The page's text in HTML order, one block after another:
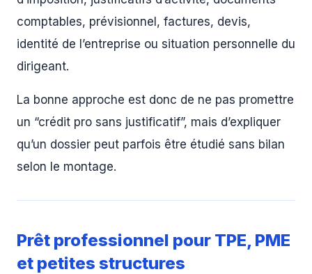
comptables, prévisionnel, factures, devis,
identité de l’entreprise ou situation personnelle du
dirigeant.
La bonne approche est donc de ne pas promettre
un “crédit pro sans justificatif”, mais d’expliquer
qu’un dossier peut parfois être étudié sans bilan
selon le montage.
Prêt professionnel pour TPE, PME
et petites structures